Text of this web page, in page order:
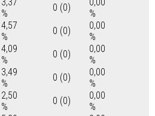
%
0 (0)
%
4,57
%
0 (0)
0,00
%
4,09
%
0 (0)
0,00
%
3,49
%
0 (0)
0,00
%
2,50
%
0 (0)
0,00
%